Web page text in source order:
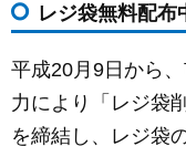
レジ袋無料配布
平成20月9日から
力により「レジ袋
を締結し、レジ袋